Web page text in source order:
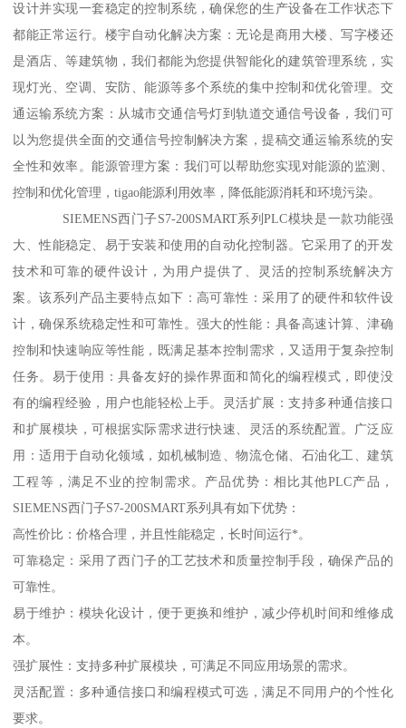
设计并实现一套稳定的控制系统，确保您的生产设备在工作状态下
都能正常运行。楼宇自动化解决方案：无论是商用大楼、写字楼还
是酒店、等建筑物，我们都能为您提供智能化的建筑管理系统，实
现灯光、空调、安防、能源等多个系统的集中控制和优化管理。交
通运输系统方案：从城市交通信号灯到轨道交通信号设备，我们可
以为您提供全面的交通信号控制解决方案，提稿交通运输系统的安
全性和效率。能源管理方案：我们可以帮助您实现对能源的监测、
控制和优化管理，tigao能源利用效率，降低能源消耗和环境污染。
SIEMENS西门子S7-200SMART系列PLC模块是一款功能强
大、性能稳定、易于安装和使用的自动化控制器。它采用了的开发
技术和可靠的硬件设计，为用户提供了、灵活的控制系统解决方
案。该系列产品主要特点如下：高可靠性：采用了的硬件和软件设
计，确保系统稳定性和可靠性。强大的性能：具备高速计算、津确
控制和快速响应等性能，既满足基本控制需求，又适用于复杂控制
任务。易于使用：具备友好的操作界面和简化的编程模式，即使没
有的编程经验，用户也能轻松上手。灵活扩展：支持多种通信接口
和扩展模块，可根据实际需求进行快速、灵活的系统配置。广泛应
用：适用于自动化领域，如机械制造、物流仓储、石油化工、建筑
工程等，满足不业的控制需求。产品优势：相比其他PLC产品，
SIEMENS西门子S7-200SMART系列具有如下优势：
高性价比：价格合理，并且性能稳定，长时间运行*。
可靠稳定：采用了西门子的工艺技术和质量控制手段，确保产品的
可靠性。
易于维护：模块化设计，便于更换和维护，减少停机时间和维修成
本。
强扩展性：支持多种扩展模块，可满足不同应用场景的需求。
灵活配置：多种通信接口和编程模式可选，满足不同用户的个性化
要求。